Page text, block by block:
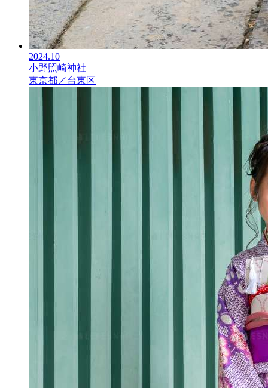
2024.10
小野照崎神社
東京都／台東区